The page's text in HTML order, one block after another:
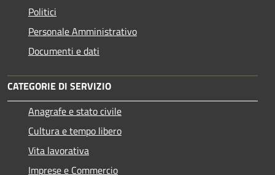
Politici
Personale Amministrativo
Documenti e dati
CATEGORIE DI SERVIZIO
Anagrafe e stato civile
Cultura e tempo libero
Vita lavorativa
Imprese e Commercio